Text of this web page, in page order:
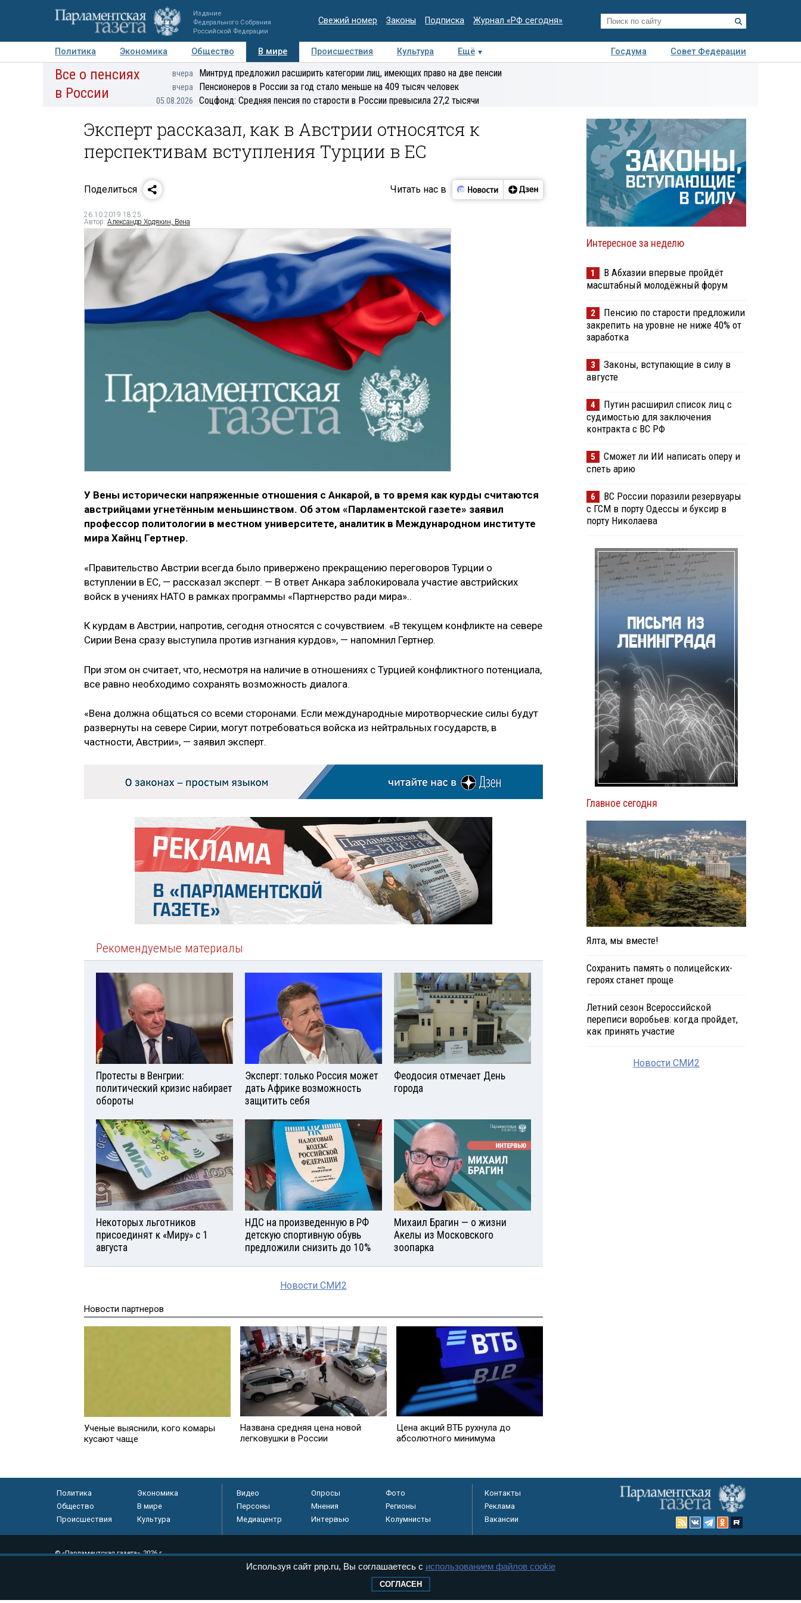
Издание
Федерального Собрания
Российской Федерации
Свежий номер Законы Подписка Журнал «РФ сегодня»
Политика Экономика Общество В мире Происшествия Культура Ещё Госдума
Совет Федерации
Авторы Персоны Мнения Регионы Медиацентр Интервью Колумнисты
Деловая
Все о пенсиях
в России
вчера Минтруд предложил расширить категории лиц, имеющих право на две пенсии
вчера Пенсионеров в России за год стало меньше на 409 тысяч человек
05.08.2026 Соцфонд: Средняя пенсия по старости в России превысила 27,2 тысячи
Эксперт рассказал, как в Австрии относятся к
перспективам вступления Турции в ЕС
Поделиться Читать нас в
26.10.2019 18:25
Автор: Александр Ходякин, Вена
У Вены исторически напряженные отношения с Анкарой, в то время как курды считаются
австрийцами угнетённым меньшинством. Об этом «Парламентской газете» заявил
профессор политологии в местном университете, аналитик в Международном институте
мира Хайнц Гертнер.
«Правительство Австрии всегда было привержено прекращению переговоров Турции о
вступлении в ЕС, — рассказал эксперт. — В ответ Анкара заблокировала участие австрийских
войск в учениях НАТО в рамках программы «Партнерство ради мира»..
К курдам в Австрии, напротив, сегодня относятся с сочувствием. «В текущем конфликте на севере
Сирии Вена сразу выступила против изгнания курдов», — напомнил Гертнер.
При этом он считает, что, несмотря на наличие в отношениях с Турцией конфликтного потенциала,
все равно необходимо сохранять возможность диалога.
«Вена должна общаться со всеми сторонами. Если международные миротворческие силы будут
развернуты на севере Сирии, могут потребоваться войска из нейтральных государств, в
частности, Австрии», — заявил эксперт.
Рекомендуемые материалы
Протесты в Венгрии:
политический кризис набирает
обороты
Эксперт: только Россия может
дать Африке возможность
защитить себя
Феодосия отмечает День
города
Некоторых льготников
присоединят к «Миру» с 1
августа
НДС на произведенную в РФ
детскую спортивную обувь
предложили снизить до 10%
Михаил Брагин — о жизни
Акелы из Московского
зоопарка
Новости СМИ2
Новости партнеров
Ученые выяснили, кого комары
кусают чаще
Названа средняя цена новой
легковушки в России
Цена акций ВТБ рухнула до
абсолютного минимума
Интересное за неделю
1
В Абхазии впервые пройдёт
масштабный молодёжный форум
2
Пенсию по старости предложили
закрепить на уровне не ниже 40% от
заработка
3
Законы, вступающие в силу в
августе
4
Путин расширил список лиц с
судимостью для заключения
контракта с ВС РФ
5
Сможет ли ИИ написать оперу и
спеть арию
6
ВС России поразили резервуары
с ГСМ в порту Одессы и буксир в
порту Николаева
Главное сегодня
Ялта, мы вместе!
Сохранить память о полицейских-
героях станет проще
Летний сезон Всероссийской
переписи воробьев: когда пройдет,
как принять участие
Новости СМИ2
Политика
Экономика
Общество
В мире
Происшествия
Культура
Видео Опросы
Фото
Персоны
Мнения
Регионы
Медиацентр
Интервью Колумнисты
Контакты
Реклама
Вакансии
© «Парламентская газета», 2026 г.
Электронное периодическое издание «Парламентская газета» зарегистрировано в
Карта сайта
Используя сайт pnp.ru, Вы соглашаетесь с использованием файлов cookie
СОГЛАСЕН